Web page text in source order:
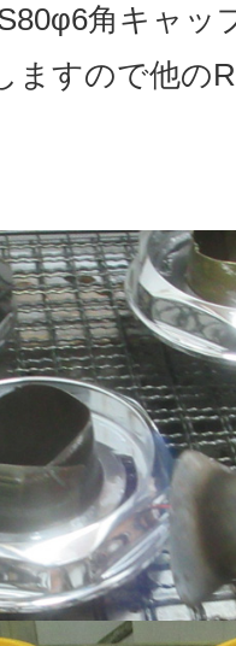
角キャ
ますので他の